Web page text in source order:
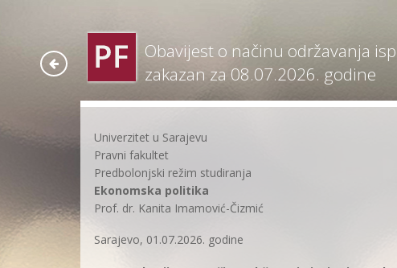
Obavijest o načinu održavanja
zakazan za 08.07.2026. godine
Univerzitet u Sarajevu
Pravni fakultet
Predbolonjski režim studiranja
Ekonomska politika
Prof. dr. Kanita Imamović-Čizmić
Sarajevo, 01.07.2026. godine